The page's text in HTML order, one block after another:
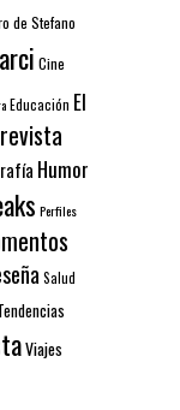
de Stefano
Cine
Educación El
Humor
Perfiles
Salud
Viajes